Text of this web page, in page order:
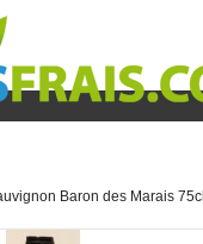
Baron des Marais 75cl